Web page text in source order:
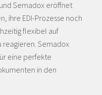
Semadox eröffnet
ihre EDI-Prozesse noch
flexibel auf
reagieren. Semadox
eine perfekte
in den